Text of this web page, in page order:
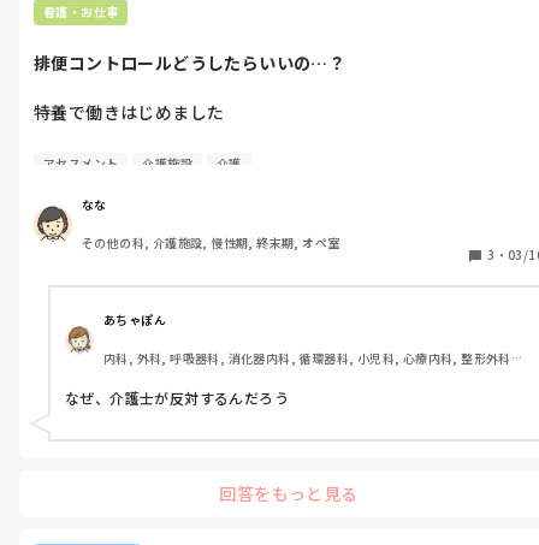
ないのです。
インシデントレポートも介護士さん達と事務所の人(ケアマネと
って思うことがたくさんあります
わたしは病院経験しかないのですが、施設ってどこもこういう感
看護・お仕事
排便コントロールどうしたらいいの…？
特養で働きはじめました
オムツじゃない方の排便コントロールってどのようにされていま
介護士さんが排便状況を記録してくださっているのですが、本人
からの申告がなければ排便があっても記録上排便なかったことに
なってしまうし、本人に聞いても'出てない'と話され気付けば5日
処方されている下剤を使おうとすると、介護士さんから反対の声
があがります、、
便出てるかもしれないのに薬を飲ませるなんて…！といった感じ
腸蠕動音問題なくて、腹壁ソフト、自覚症状なし、食事10割摂
どうしたらいいんでしょうか、、
アセスメント 介護施設 介護
なな
その他の科, 介護施設, 慢性期, 終末期, オペ室
3 ・ 03/
あちゃぽん
内科, 外科, 呼吸器科, 消化器内科, 循環器科, 小児科, 心療内科, 整形外科,
急科, 超急性期, ICU, CCU, HCU, その他の科, ママナース, 外来, 神経内科,
脳神経外科, NICU, 消化器外科, 一般病院, 慢性期, 回復期, 終末期, オペ室,
なぜ、介護士が反対するんだろう
回答をもっと見る